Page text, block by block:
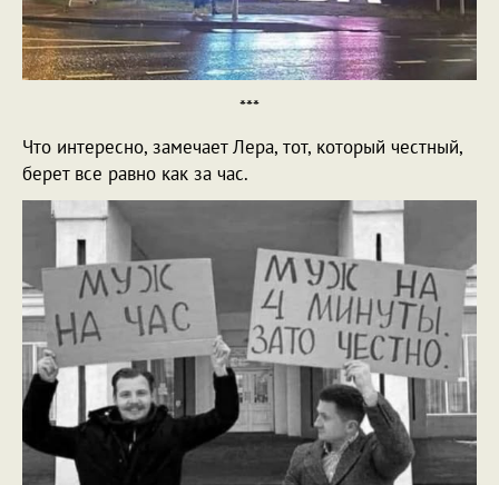
***
Что интересно, замечает Лера, тот, который честный,
берет все равно как за час.